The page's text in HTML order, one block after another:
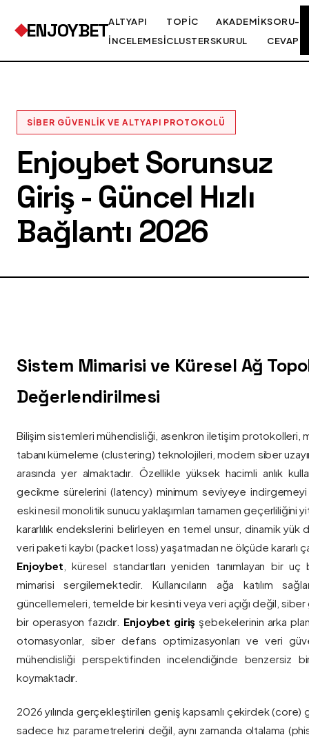
ENJOYBETALTYAPI
İNCELEMESI
TOPIC
CLUSTERS
AKADEMIK
KURUL
SORU-
CEVAP
SIBER GÜVENLIK VE ALTYAPI PROTOKOLÜ
Enjoybet Sorunsuz
Giriş - Güncel Hızlı
Bağlantı 2026
Sistem Mimarisi ve Küresel Ağ
Değerlendirilmesi
Bilişim sistemleri mühendisliği, asenkron iletişim protokolleri,
tabanı kümeleme (clustering) teknolojileri, modern siber
arasında yer almaktadır. Özellikle yüksek hacimli anlık
gecikme sürelerini (latency) minimum seviyeye
eski nesil monolitik sunucu yaklaşımları tamamen geçerliliğini
kararlılık endekslerini belirleyen en temel unsur, dinamik yük
veri paketi kaybı (packet loss) yaşatmadan ne ölçüde kararlı
Enjoybet , küresel standartları yeniden tanımlayan bir
mimarisi sergilemektedir. Kullanıcıların ağa katılım
güncellemeleri, temelde bir kesinti veya veri açığı değil, siber
bir operasyon fazıdır. Enjoybet giriş şebekelerinin arka
otomasyonlar, siber defans optimizasyonları ve veri
mühendisliği perspektifinden incelendiğinde benzersiz
koymaktadır.
2026 yılında gerçekleştirilen geniş kapsamlı çekirdek
sadece hız parametrelerini değil, aynı zamanda oltalama